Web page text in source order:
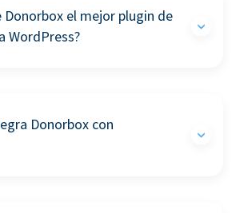
Donorbox el mejor plugin de
WordPress?
Donorbox con